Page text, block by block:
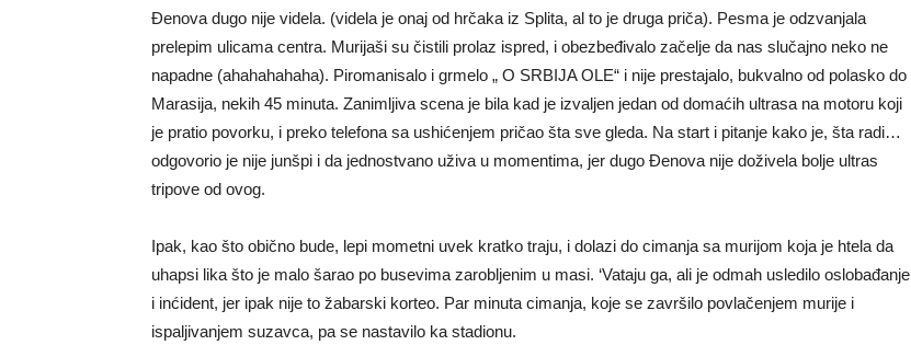
Đenova dugo nije videla. (videla je onaj od hrčaka iz Splita, al to je druga priča). Pesma je odzvanjala
prelepim ulicama centra. Murijaši su čistili prolaz ispred, i obezbeđivalo začelje da nas slučajno neko ne
napadne (ahahahahaha). Piromanisalo i grmelo „ O SRBIJA OLE“ i nije prestajalo, bukvalno od polasko do
Marasija, nekih 45 minuta. Zanimljiva scena je bila kad je izvaljen jedan od domaćih ultrasa na motoru koji
je pratio povorku, i preko telefona sa ushićenjem pričao šta sve gleda. Na start i pitanje kako je, šta radi…
odgovorio je nije junšpi i da jednostvano uživa u momentima, jer dugo Đenova nije doživela bolje ultras
tripove od ovog.
Ipak, kao što obično bude, lepi mometni uvek kratko traju, i dolazi do cimanja sa murijom koja je htela da
uhapsi lika što je malo šarao po busevima zarobljenim u masi. ‘Vataju ga, ali je odmah usledilo oslobađanje
i inćident, jer ipak nije to žabarski korteo. Par minuta cimanja, koje se završilo povlačenjem murije i
ispaljivanjem suzavca, pa se nastavilo ka stadionu.